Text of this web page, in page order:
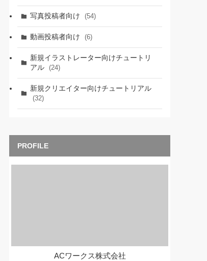
写真投稿者向け (54)
動画投稿者向け (6)
新規イラストレーター向けチュートリ
アル (24)
新規クリエイター向けチュートリアル
(32)
ACワークス株式会社